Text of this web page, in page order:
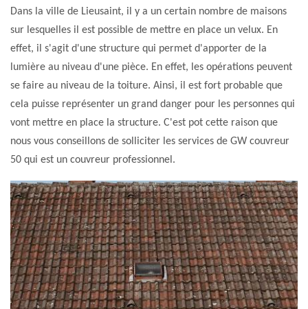
Dans la ville de Lieusaint, il y a un certain nombre de maisons
sur lesquelles il est possible de mettre en place un velux. En
effet, il s'agit d'une structure qui permet d'apporter de la
lumière au niveau d'une pièce. En effet, les opérations peuvent
se faire au niveau de la toiture. Ainsi, il est fort probable que
cela puisse représenter un grand danger pour les personnes qui
vont mettre en place la structure. C'est pot cette raison que
nous vous conseillons de solliciter les services de GW couvreur
50 qui est un couvreur professionnel.